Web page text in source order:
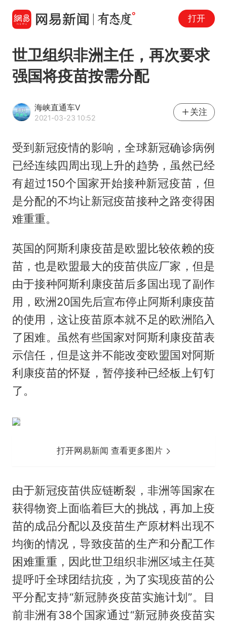
打开
世卫组织非洲主任，再次要求
强国将疫苗按需分配
海峡直通车V
2021-03-23 10:52
关注
受到新冠疫情的影响，全球新冠确诊病例
已经连续四周出现上升的趋势，虽然已经
有超过150个国家开始接种新冠疫苗，但
是分配的不均让新冠疫苗接种之路变得困
难重重。
英国的阿斯利康疫苗是欧盟比较依赖的疫
苗，也是欧盟最大的疫苗供应厂家，但是
由于接种阿斯利康疫苗后多国出现了副作
用，欧洲20国先后宣布停止阿斯利康疫苗
的使用，这让疫苗原本就不足的欧洲陷入
了困难。虽然有些国家对阿斯利康疫苗表
示信任，但是这并不能改变欧盟国对阿斯
利康疫苗的怀疑，暂停接种已经板上钉钉
了。
打开网易新闻 查看更多图片
由于新冠疫苗供应链断裂，非洲等国家在
获得物资上面临着巨大的挑战，再加上疫
苗的成品分配以及疫苗生产原材料出现不
均衡的情况，导致疫苗的生产和分配工作
困难重重，因此世卫组织非洲区域主任莫
提呼吁全球团结抗疫，为了实现疫苗的公
平分配支持“新冠肺炎疫苗实施计划”。目
前非洲有38个国家通过“新冠肺炎疫苗实